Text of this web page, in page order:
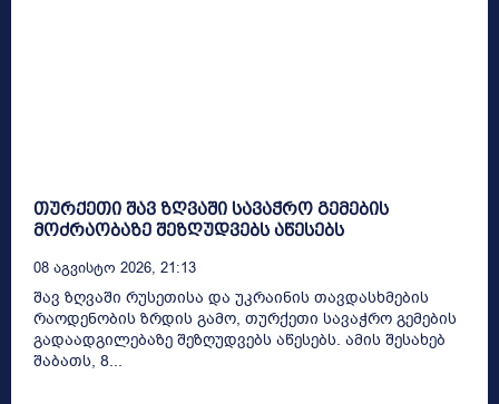
თურქეთი შავ ზღვაში სავაჭრო გემების
მოძრაობაზე შეზღუდვებს აწესებს
08 Აგვისტო 2026, 21:13
შავ ზღვაში რუსეთისა და უკრაინის თავდასხმების
რაოდენობის ზრდის გამო, თურქეთი სავაჭრო გემების
გადაადგილებაზე შეზღუდვებს აწესებს. ამის შესახებ
შაბათს, 8...